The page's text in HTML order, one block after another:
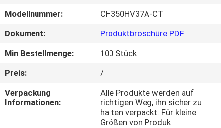
WERKSBESICHTIGUNG
QUALITÄTSKONTROLLE
KONTAKT
MIT
Modellnummer:
CH350HV37A-CT
Dokument:
Produktbroschüre PDF
Min Bestellmenge:
100 Stück
Preis:
/
Verpackung
Informationen:
Alle Produkte werden auf
richtigen Weg, ihn sicher zu
halten verpackt. Für kleine
Größen von Produk